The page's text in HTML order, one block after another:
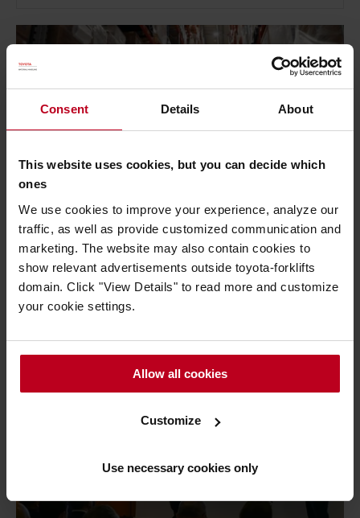
Consent Details About
This website uses cookies, but you can decide which
ones
We use cookies to improve your experience, analyze our
traffic, as well as provide customized communication and
marketing. The website may also contain cookies to
show relevant advertisements outside toyota-forklifts
domain. Click "View Details" to read more and customize
your cookie settings.
Allow all cookies
Customize
Use necessary cookies only
EuroHub x Toyota Material Handling une
logistique moderne et efficace redéfinie
Publié le 13 février 2026- 10 minutes de lecture
Dans le monde de la logistique, chaque minute
compte et chaque décision liée à la...